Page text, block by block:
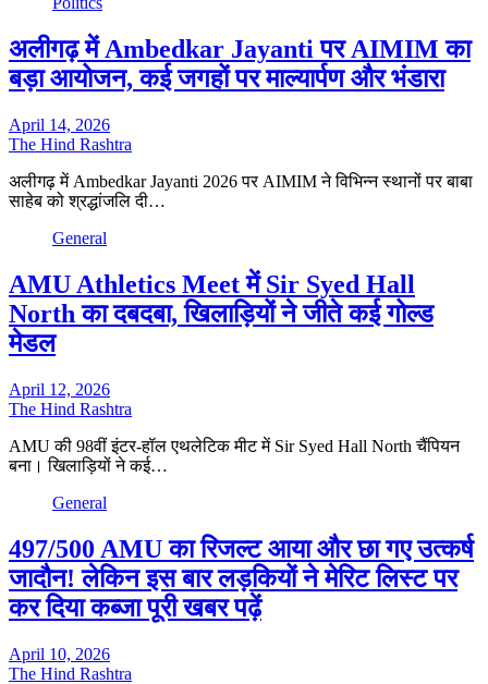
अलीगढ़ में Ambedkar Jayanti पर AIMIM का
बड़ा आयोजन, कई जगहों पर माल्यार्पण और भंडारा
April 14, 2026
The Hind Rashtra
अलीगढ़ में Ambedkar Jayanti 2026 पर AIMIM ने विभिन्न स्थानों पर बाबा
साहेब को श्रद्धांजलि दी…
General
AMU Athletics Meet में Sir Syed Hall
North का दबदबा, खिलाड़ियों ने जीते कई गोल्ड
मेडल
April 12, 2026
The Hind Rashtra
AMU की 98वीं इंटर-हॉल एथलेटिक मीट में Sir Syed Hall North चैंपियन
बना। खिलाड़ियों ने कई…
General
497/500 AMU का रिजल्ट आया और छा गए उत्कर्ष
जादौन! लेकिन इस बार लड़कियों ने मेरिट लिस्ट पर
कर दिया कब्जा पूरी खबर पढ़ें
April 10, 2026
The Hind Rashtra